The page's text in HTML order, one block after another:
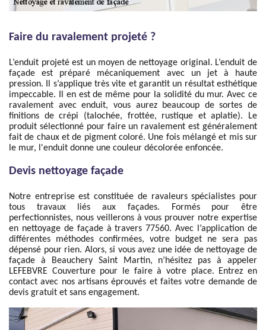
Faire du ravalement projeté ?
L’enduit projeté est un moyen de nettoyage original. L’enduit de
façade est préparé mécaniquement avec un jet à haute
pression. Il s’applique très vite et garantit un résultat esthétique
impeccable. Il en est de même pour la solidité du mur. Avec ce
ravalement avec enduit, vous aurez beaucoup de sortes de
finitions de crépi (talochée, frottée, rustique et aplatie). Le
produit sélectionné pour faire un ravalement est généralement
fait de chaux et de pigment coloré. Une fois mélangé et mis sur
le mur, l'enduit donne une couleur décolorée enfoncée.
Devis nettoyage façade
Notre entreprise est constituée de ravaleurs spécialistes pour
tous travaux liés aux façades. Formés pour être
perfectionnistes, nous veillerons à vous prouver notre expertise
en nettoyage de façade à travers 77560. Avec l’application de
différentes méthodes confirmées, votre budget ne sera pas
dépensé pour rien. Alors, si vous avez une idée de nettoyage de
façade à Beauchery Saint Martin, n’hésitez pas à appeler
LEFEBVRE Couverture pour le faire à votre place. Entrez en
contact avec nos artisans éprouvés et faites votre demande de
devis gratuit et sans engagement.